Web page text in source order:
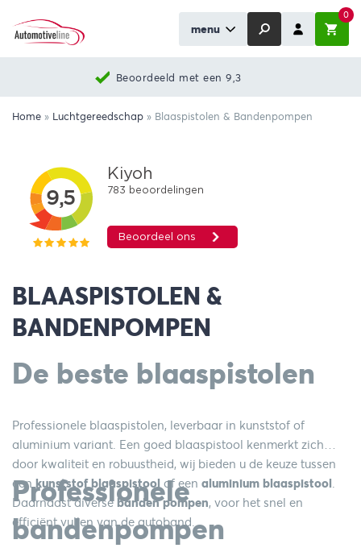
menu
0
Beoordeeld met een 9,3
Home » Luchtgereedschap » Blaaspistolen & Bandenpompen
BLAASPISTOLEN &
BANDENPOMPEN
De beste blaaspistolen
Professionele blaaspistolen, leverbaar in kunststof of
aluminium variant. Een goed blaaspistool kenmerkt zich
door kwaliteit en robuustheid, wij bieden u de keuze tussen
eenkunststof blaaspistoolof een aluminium blaaspistool.
Daarnaast diversebanden pompen, voor het snel en
efficiënt vullen van de autoband.
Professionele
bandenpompen